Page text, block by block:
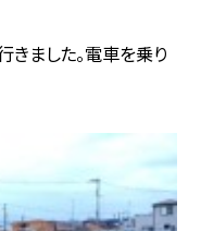
きました。電車を乗り